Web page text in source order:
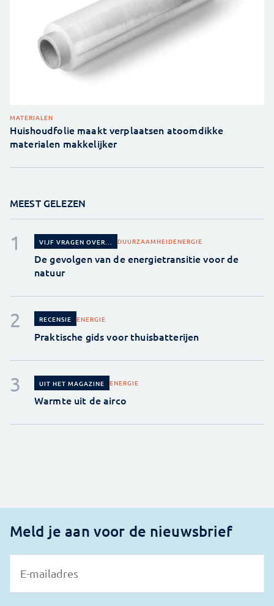
MATERIALEN
Huishoudfolie maakt verplaatsen atoomdikke
materialen makkelijker
MEEST GELEZEN
VIJF VRAGEN OVER... DUURZAAMHEIDENERGIE
De gevolgen van de energietransitie voor de
natuur
RECENSIE ENERGIE
Praktische gids voor thuisbatterijen
UIT HET MAGAZINE ENERGIE
Warmte uit de airco
Meld je aan voor de nieuwsbrief